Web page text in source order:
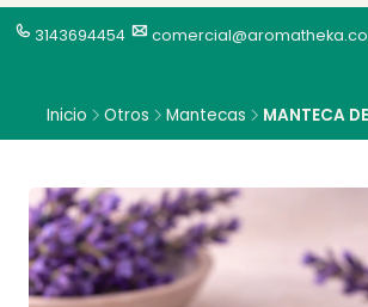
3143694454
Inicio Otros Mantecas MANTECA